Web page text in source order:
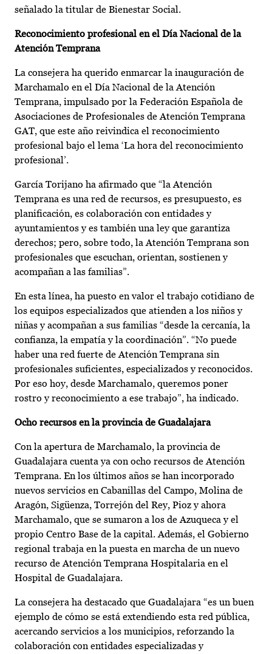
señalado la titular de Bienestar Social.
Reconocimiento profesional en el Día Nacional de la
Atención Temprana
La consejera ha querido enmarcar la inauguración de
Marchamalo en el Día Nacional de la Atención
Temprana, impulsado por la Federación Española de
Asociaciones de Profesionales de Atención Temprana
GAT, que este año reivindica el reconocimiento
profesional bajo el lema ‘La hora del reconocimiento
profesional’.
García Torijano ha afirmado que “la Atención
Temprana es una red de recursos, es presupuesto, es
planificación, es colaboración con entidades y
ayuntamientos y es también una ley que garantiza
derechos; pero, sobre todo, la Atención Temprana son
profesionales que escuchan, orientan, sostienen y
acompañan a las familias”.
En esta línea, ha puesto en valor el trabajo cotidiano de
los equipos especializados que atienden a los niños y
niñas y acompañan a sus familias “desde la cercanía, la
confianza, la empatía y la coordinación”. “No puede
haber una red fuerte de Atención Temprana sin
profesionales suficientes, especializados y reconocidos.
Por eso hoy, desde Marchamalo, queremos poner
rostro y reconocimiento a ese trabajo”, ha indicado.
Ocho recursos en la provincia de Guadalajara
Con la apertura de Marchamalo, la provincia de
Guadalajara cuenta ya con ocho recursos de Atención
Temprana. En los últimos años se han incorporado
nuevos servicios en Cabanillas del Campo, Molina de
Aragón, Sigüenza, Torrejón del Rey, Pioz y ahora
Marchamalo, que se sumaron a los de Azuqueca y el
propio Centro Base de la capital. Además, el Gobierno
regional trabaja en la puesta en marcha de un nuevo
recurso de Atención Temprana Hospitalaria en el
Hospital de Guadalajara.
La consejera ha destacado que Guadalajara “es un buen
ejemplo de cómo se está extendiendo esta red pública,
acercando servicios a los municipios, reforzando la
colaboración con entidades especializadas y